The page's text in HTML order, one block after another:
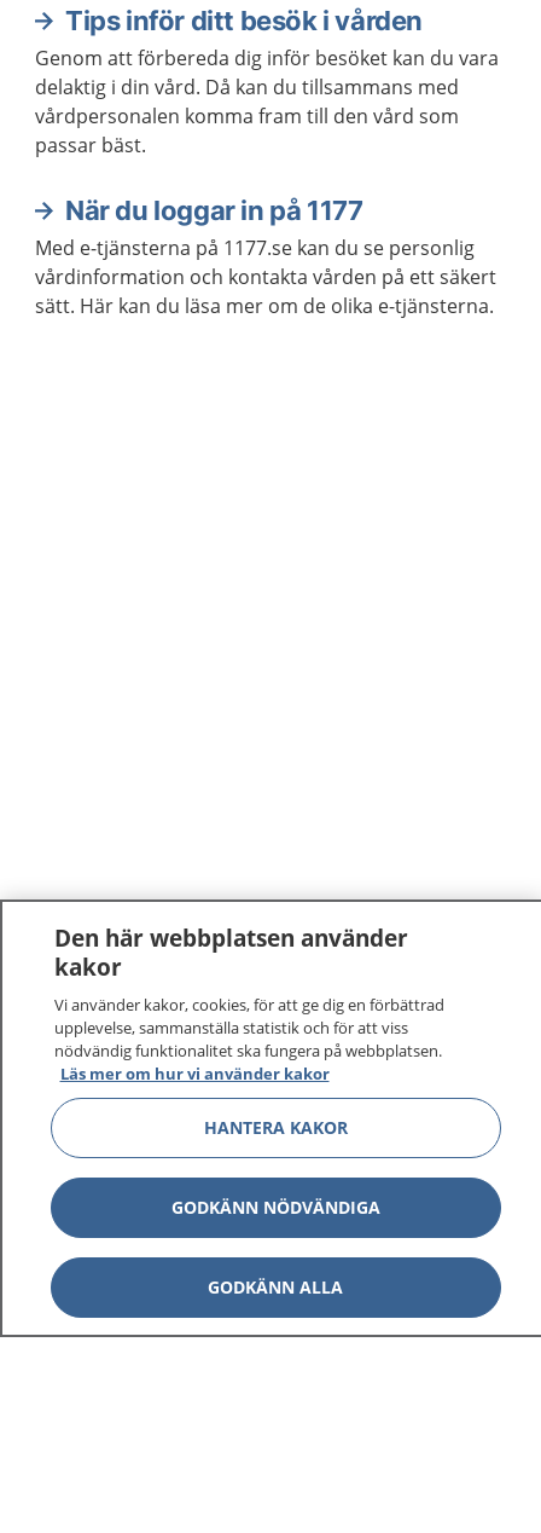
Tips inför ditt besök i vården
Genom att förbereda dig inför besöket kan du vara
delaktig i din vård. Då kan du tillsammans med
vårdpersonalen komma fram till den vård som
passar bäst.
När du loggar in på 1177
Med e-tjänsterna på 1177.se kan du se personlig
vårdinformation och kontakta vården på ett säkert
sätt. Här kan du läsa mer om de olika e-tjänsterna.
1177–tryggt om din hälsa och vård
På 1177.se får du råd om hälsa och information om
sjukdomar och vilka mottagningar du kan kontakta.
Logga in för att läsa din journal och göra dina
vårdärenden. Ring telefonnummer 1177 för
sjukvårdsrådgivning dygnet runt.
Den här webbplatsen använder
kakor
Vi använder kakor, cookies, för att ge dig en förbättrad
upplevelse, sammanställa statistik och för att viss
nödvändig funktionalitet ska fungera på webbplatsen.
Läs mer om hur vi använder kakor
HANTERA KAKOR
GODKÄNN NÖDVÄNDIGA
GODKÄNN ALLA